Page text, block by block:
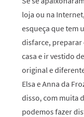
loja ou na
esqueça que tem
disfarce, preparar
casa e ir vestido
original e
Elsa e Anna da
disso, com muita
podemos fazer